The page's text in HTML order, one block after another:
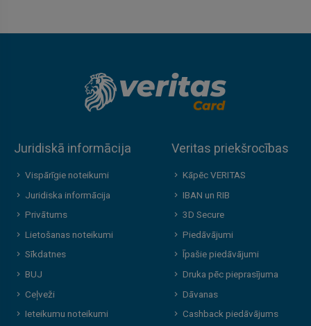
Juridiskā informācija
Vispārīgie noteikumi
Juridiska informācija
Privātums
Lietošanas noteikumi
Sīkdatnes
BUJ
Ceļveži
Ieteikumu noteikumi
Veritas priekšrocības
Kāpēc VERITAS
IBAN un RIB
3D Secure
Piedāvājumi
Īpašie piedāvājumi
Druka pēc pieprasījuma
Dāvanas
Cashback piedāvājums